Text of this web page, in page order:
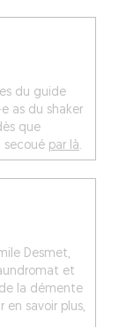
du guide
as du shaker
que
secoué par là.
Desmet,
et
la démente
en savoir plus,